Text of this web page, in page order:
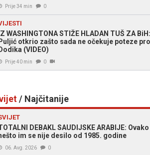
Prije 34 min 0
WASHINGTONA STIŽE HLADAN TUŠ ZA
otkrio zašto sada ne očekuje poteze
(VIDEO)
Prije 40 min 0
/ Najčitanije
DEBAKL SAUDIJSKE ARABIJE: Ovako
im se nije desilo od 1985. godine
06. Avg. 2026 0